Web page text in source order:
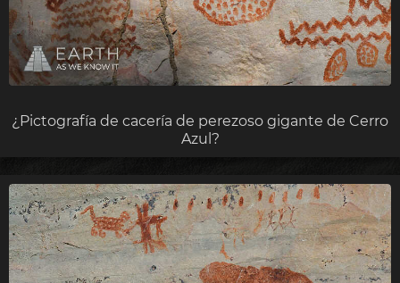
¿Pictografía de cacería de perezoso gigante de Cerro
Azul?